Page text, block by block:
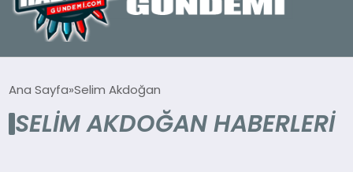
YAŞAM
Ana Sayfa Selim Akdoğan
SELIM AKDOĞAN HABERLERI